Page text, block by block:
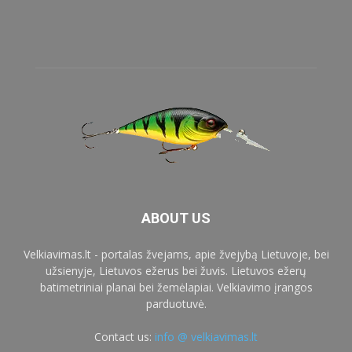
ABOUT US
Velkiavimas.lt - portalas žvejams, apie žvejybą Lietuvoje, bei
užsienyje, Lietuvos ežerus bei žuvis. Lietuvos ežerų
batimetriniai planai bei žemėlapiai. Velkiavimo įrangos
parduotuvė.
Contact us: info @ velkiavimas.lt